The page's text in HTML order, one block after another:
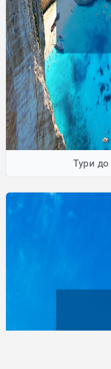
Тури до